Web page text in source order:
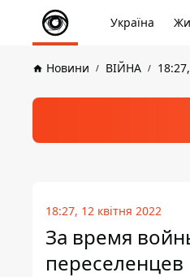
Україна
Новини ВІЙНА
18:27, 12 квітня 2022
За время
переселенцев